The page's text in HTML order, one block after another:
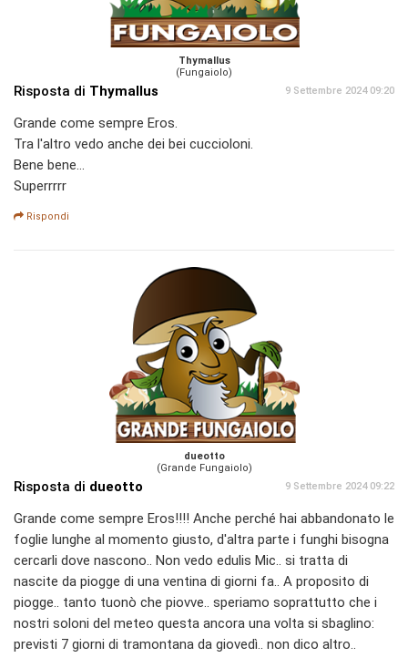
Thymallus
(Fungaiolo)
Risposta di Thymallus 9 Settembre 2024 09:20
Grande come sempre Eros.
Tra l'altro vedo anche dei bei cuccioloni.
Bene bene...
Superrrrr
Rispondi
dueotto
(Grande Fungaiolo)
Risposta di dueotto 9 Settembre 2024 09:22
Grande come sempre Eros!!!! Anche perché hai abbandonato le
foglie lunghe al momento giusto, d'altra parte i funghi bisogna
cercarli dove nascono.. Non vedo edulis Mic.. si tratta di
nascite da piogge di una ventina di giorni fa.. A proposito di
piogge.. tanto tuonò che piovve.. speriamo soprattutto che i
nostri soloni del meteo questa ancora una volta si sbaglino:
previsti 7 giorni di tramontana da giovedì.. non dico altro..